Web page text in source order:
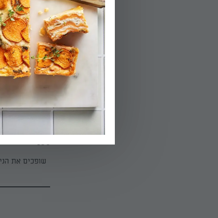
מרתיחים מים
03.
מוסיפים
04.
מוסיפים את
ומוסיפים את
05.
שופכים את